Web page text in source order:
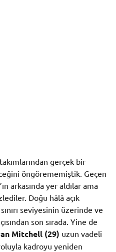
gerçek bir
öngörememiştik. Geçen
arkasında yer aldılar ama
Doğu hâlâ açık
seviyesinin üzerinde ve
son sırada. Yine de
Mitchell (29) uzun vadeli
kadroyu yeniden